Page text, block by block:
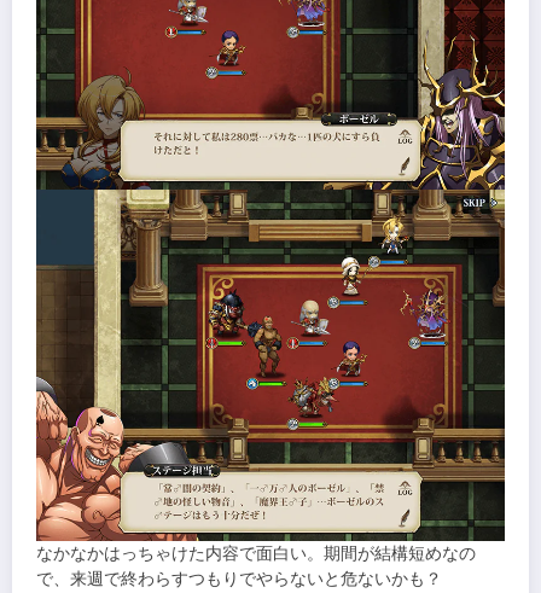
なかなかはっちゃけた内容で面白い。期間が結構短めなの
で、来週で終わらすつもりでやらないと危ないかも？